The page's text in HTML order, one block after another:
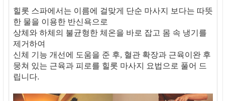
힐롯 스파에서는 이름에 걸맞게 단순 마사지 보다는 따뜻
한 물을 이용한 반신욕으로
상체와 하체의 불균형한 체온을 바로 잡고 몸 속 냉기를
제거하여
신체 기능 개선에 도움을 준 후, 혈관 확장과 근육이완 후
뭉쳐 있는 근육과 피로를 힐롯 마사지 요법으로 풀어 드
립니다.